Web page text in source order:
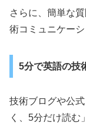
さらに、簡単な
術コミュニケー
5分で英語の技
技術ブログや公
く、5分だけ読む